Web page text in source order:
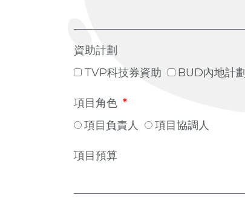
資助計劃
TVP科技券資助
BUD內地計劃
項目角色
項目負責人
項目協調人
項目預算